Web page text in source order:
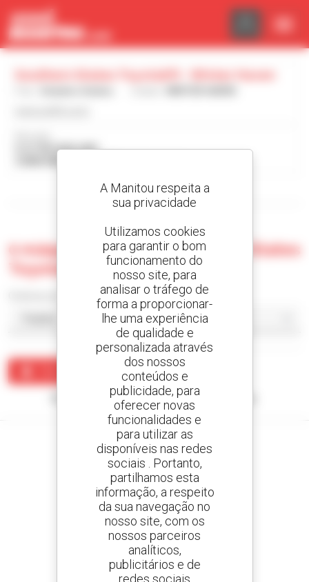
5127 RECKER HWY
Visualizar os filtros de pesquisa
0 máquina usada no Southern States
Toyotalift - Winter Haven
Nenhum resultado corresponde à sua pesquisa.
Crie os seus alertas
e receba anúncios de equipamentos usados
800 concessionários
A Manitou em todo o mundo
Painel de Gerenciamento de Cookies
A Manitou respeita a
sua privacidade
Utilizamos cookies
para garantir o bom
funcionamento do
nosso site, para
analisar o tráfego de
forma a proporcionar-
lhe uma experiência
de qualidade e
personalizada através
dos nossos
conteúdos e
publicidade, para
oferecer novas
funcionalidades e
para utilizar as
disponíveis nas redes
sociais . Portanto,
partilhamos esta
informação, a respeito
da sua navegação no
nosso site, com os
nossos parceiros
analíticos,
publicitários e de
redes sociais